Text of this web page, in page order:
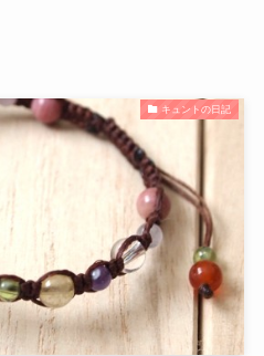
キュントの日記